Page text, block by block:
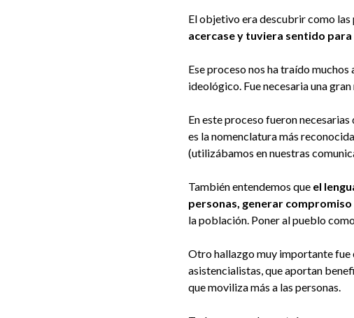
El objetivo era descubrir como las
acercase y tuviera sentido
Ese proceso nos ha traído
ideológico. Fue necesaria una
En este proceso fueron
es la nomenclatura más
(utilizábamos en nuestras
También entendemos que el
personas, generar
la población. Poner al pueblo
Otro hallazgo muy importante fue
asistencialistas, que aportan
que moviliza más a las personas.